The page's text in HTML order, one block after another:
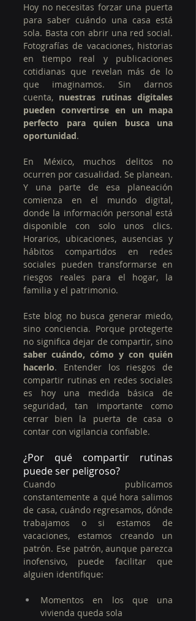
Hoy no necesitas forzar una puerta
para saber cuándo una casa está
sola. Basta con abrir una red social.
Fotografías de vacaciones, historias
en tiempo real y publicaciones
cotidianas que revelan más de lo
que imaginamos. Sin darnos
cuenta, nuestras rutinas digitales
pueden convertirse en un mapa
perfecto para quien busca una
oportunidad.
En México, muchos delitos no
ocurren por casualidad. Se planean.
Y una parte de esa planeación
comienza en el mundo digital,
donde la información personal está
disponible con solo unos clics.
Horarios, ubicaciones, ausencias y
hábitos compartidos en redes
sociales pueden transformarse en
riesgos reales para el hogar, la
familia y el patrimonio.
Este blog no busca generar miedo,
sino conciencia. Porque protegerte
saber cuándo, cómo y con quién
hacerlo. Entender los riesgos de
compartir rutinas en redes sociales
es hoy una medida básica de
seguridad, tan importante como
cerrar bien la puerta de casa o
contar con vigilancia confiable.
¿Por qué compartir rutinas
puede ser peligroso?
Cuando publicamos
constantemente a qué hora salimos
de casa, cuándo regresamos, dónde
trabajamos o si estamos de
vacaciones, estamos creando un
patrón. Ese patrón, aunque parezca
inofensivo, puede facilitar que
alguien identifique:
Momentos en los que una
vivienda queda sola